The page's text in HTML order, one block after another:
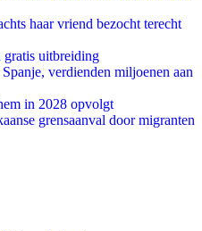
haar vriend bezocht terecht
gratis uitbreiding
verdienden miljoenen aan
in 2028 opvolgt
grensaanval door migranten